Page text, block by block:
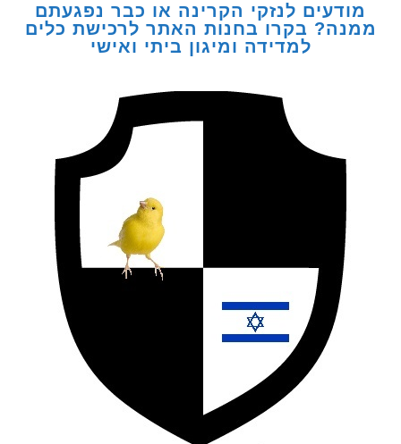
לנזקי הקרינה או כבר נפגעתם
בקרו בחנות האתר לרכישת כלים
למדידה ומיגון ביתי ואישי